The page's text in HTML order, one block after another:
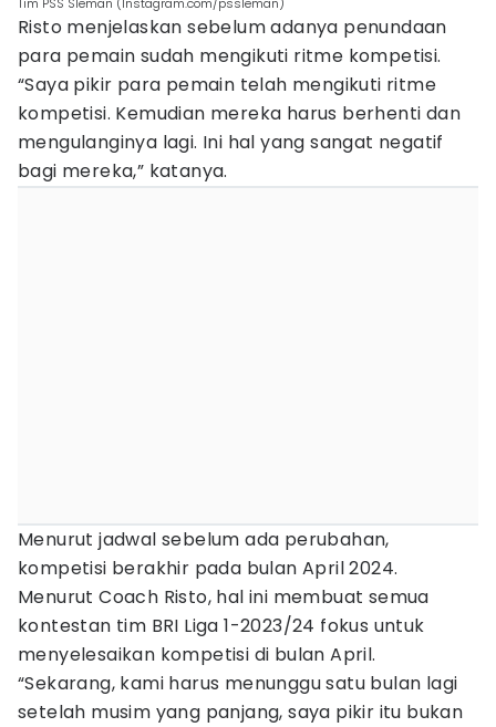
Risto menjelaskan sebelum adanya penundaan
para pemain sudah mengikuti ritme kompetisi.
“Saya pikir para pemain telah mengikuti ritme
kompetisi. Kemudian mereka harus berhenti dan
mengulanginya lagi. Ini hal yang sangat negatif
bagi mereka,” katanya.
Menurut jadwal sebelum ada perubahan,
kompetisi berakhir pada bulan April 2024.
Menurut Coach Risto, hal ini membuat semua
kontestan tim BRI Liga 1-2023/24 fokus untuk
menyelesaikan kompetisi di bulan April.
“Sekarang, kami harus menunggu satu bulan lagi
setelah musim yang panjang, saya pikir itu bukan